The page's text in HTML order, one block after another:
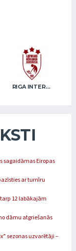
RIGA INTERNATIONAL CURLING CLUB / GRAY
sagaidāmas Eiropas
ar turnīru
12 labākajām
dāmu atgriešanās
sezonas uzvarētāji –